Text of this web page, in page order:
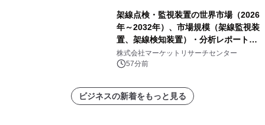
架線点検・監視装置の世界市場（2026
年～2032年）、市場規模（架線監視装
置、架線検知装置）・分析レポートを
発表
株式会社マーケットリサーチセンター
57分前
ビジネスの新着をもっと見る